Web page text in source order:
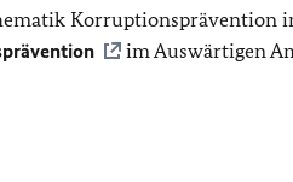
Korruptionsprävention
im Auswärtigen